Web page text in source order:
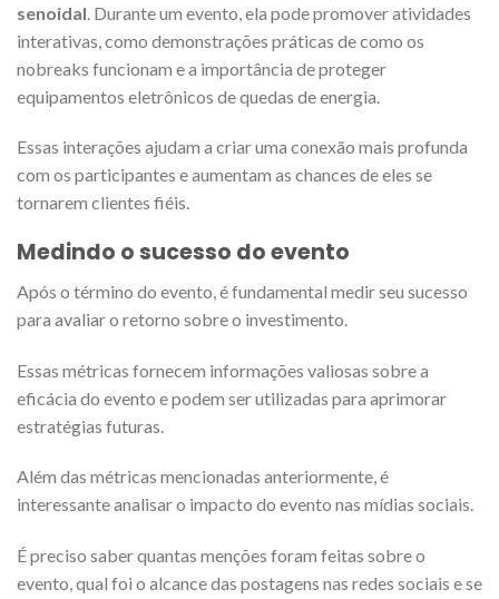
senoidal . Durante um evento, ela pode promover atividades
interativas, como demonstrações práticas de como os
nobreaks funcionam e a importância de proteger
equipamentos eletrônicos de quedas de energia.
Essas interações ajudam a criar uma conexão mais profunda
com os participantes e aumentam as chances de eles se
tornarem clientes fiéis.
Medindo o sucesso do evento
Após o término do evento, é fundamental medir seu sucesso
para avaliar o retorno sobre o investimento.
Essas métricas fornecem informações valiosas sobre a
eficácia do evento e podem ser utilizadas para aprimorar
estratégias futuras.
Além das métricas mencionadas anteriormente, é
interessante analisar o impacto do evento nas mídias sociais.
É preciso saber quantas menções foram feitas sobre o
evento, qual foi o alcance das postagens nas redes sociais e se